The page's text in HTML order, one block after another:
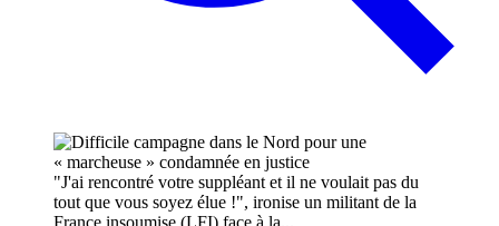
"J'ai rencontré votre suppléant et il ne voulait pas du
tout que vous soyez élue !", ironise un militant de la